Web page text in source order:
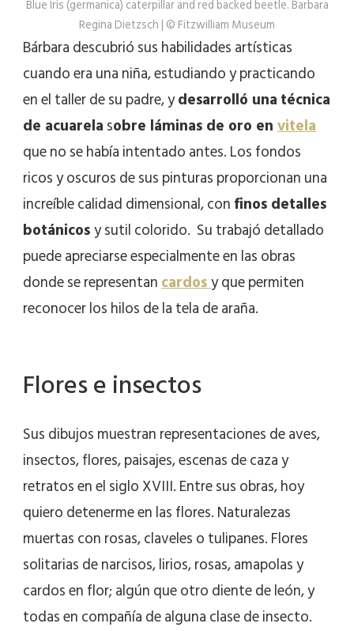
Blue Iris (germanica) caterpillar and red backed beetle. Barbara
Regina Dietzsch | © Fitzwilliam Museum
Bárbara descubrió sus habilidades artísticas
cuando era una niña, estudiando y practicando
en el taller de su padre, ydesarrolló unatécnica
de acuarelasobre láminas de oro envitela
que no se había intentado antes. Los fondos
ricos y oscuros de sus pinturas proporcionan una
increíble calidad dimensional, confinos detalles
botánicosy sutil colorido. Su trabajó detallado
puede apreciarse especialmente en las obras
donde se representancardosy que permiten
reconocer los hilos de la tela de araña.
Flores e insectos
Sus dibujos muestran representaciones de aves,
insectos, flores, paisajes, escenas de caza y
retratos en el siglo XVIII. Entre sus obras, hoy
quiero detenerme en las flores. Naturalezas
muertas con rosas, claveles o tulipanes. Flores
solitarias de narcisos, lirios, rosas, amapolas y
cardos en flor; algún que otro diente de león, y
todas en compañía de alguna clase de insecto.